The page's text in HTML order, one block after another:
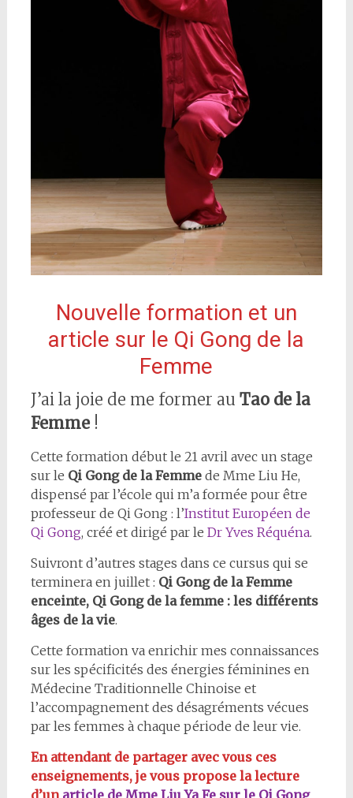
Nouvelle formation et un
article sur le Qi Gong de la
Femme
J’ai la joie de me former au Tao de la
Femme!
Cette formation début le 21 avril avec un stage
sur le Qi Gong de la Femmede Mme Liu He,
dispensé par l’école qui m’a formée pour être
professeur de Qi Gong : l’Institut Européen de
Qi Gong, créé et dirigé par le Dr Yves Réquéna.
Suivront d’autres stages dans ce cursus qui se
terminera en juillet : Qi Gong de la Femme
enceinte, Qi Gong de la femme : les différents
âges de la vie.
Cette formation va enrichir mes connaissances
sur les spécificités des énergies féminines en
Médecine Traditionnelle Chinoise et
l’accompagnement des désagréments vécues
par les femmes à chaque période de leur vie.
En attendant de partager avec vous ces
enseignements, je vous propose la lecture
d’un article de Mme Liu Ya Fe sur le Qi Gong